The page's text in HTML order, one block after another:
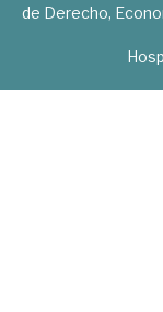
de Derecho,